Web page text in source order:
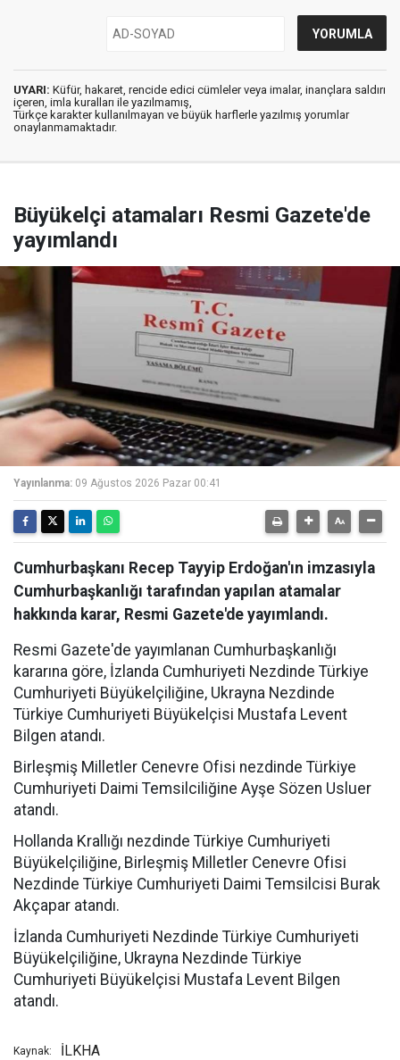
UYARI: Küfür, hakaret, rencide edici cümleler veya imalar, inançlara saldırı
içeren, imla kuralları ile yazılmamış,
Türkçe karakter kullanılmayan ve büyük harflerle yazılmış yorumlar
onaylanmamaktadır.
Büyükelçi atamaları Resmi Gazete'de
yayımlandı
Yayınlanma: 09 Ağustos 2026 Pazar 00:41
Cumhurbaşkanı Recep Tayyip Erdoğan'ın imzasıyla
Cumhurbaşkanlığı tarafından yapılan atamalar
hakkında karar, Resmi Gazete'de yayımlandı.
Resmi Gazete'de yayımlanan Cumhurbaşkanlığı
kararına göre, İzlanda Cumhuriyeti Nezdinde Türkiye
Cumhuriyeti Büyükelçiliğine, Ukrayna Nezdinde
Türkiye Cumhuriyeti Büyükelçisi Mustafa Levent
Bilgen atandı.
Birleşmiş Milletler Cenevre Ofisi nezdinde Türkiye
Cumhuriyeti Daimi Temsilciliğine Ayşe Sözen Usluer
atandı.
Hollanda Krallığı nezdinde Türkiye Cumhuriyeti
Büyükelçiliğine, Birleşmiş Milletler Cenevre Ofisi
Nezdinde Türkiye Cumhuriyeti Daimi Temsilcisi Burak
Akçapar atandı.
İzlanda Cumhuriyeti Nezdinde Türkiye Cumhuriyeti
Büyükelçiliğine, Ukrayna Nezdinde Türkiye
Cumhuriyeti Büyükelçisi Mustafa Levent Bilgen
atandı.
Kaynak: İLKHA